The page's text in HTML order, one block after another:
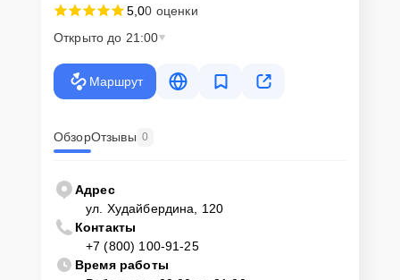
5,00 оценки
Открыто до 21:00
Маршрут
ОбзорОтзывы 0
Адрес
ул. Худайбердина, 120
Контакты
+7 (800) 100-91-25
Время работы